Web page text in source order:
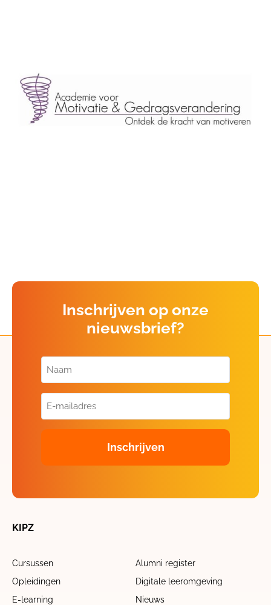
Inschrijven op onze
nieuwsbrief?
Naam
(Vereist)
E-
mailadres
KIPZ
Cursussen
Alumni register
Opleidingen
Digitale leeromgeving
E-learning
Nieuws